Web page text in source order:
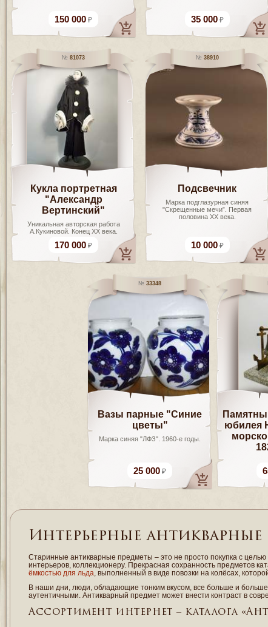
150 000 35 000
81073
Кукла портретная
"Александр
Вертинский"
Уникальная авторская работа
А.Кукиновой. Конец ХХ века.
170 000
38910
Подсвечник
Марка подглазурная синяя
"Скрещенные мечи”. Первая
половина ХХ века.
10 000
33348
Вазы парные "Синие
цветы"
Марка синяя "ЛФЗ". 1960-е годы.
25 000
юбилея
Интерьерные
Старинные антикварные предметы – это не просто покупка с
интерьеров, коллекционеру. Прекрасная сохранность предметов
ёмкостью для льда , выполненный в виде повозки на колёсах,
В наши дни, люди, обладающие тонким вкусом, все больше и
аутентичными. Антикварный предмет может внести контраст в
Ассортимент интернет – каталога